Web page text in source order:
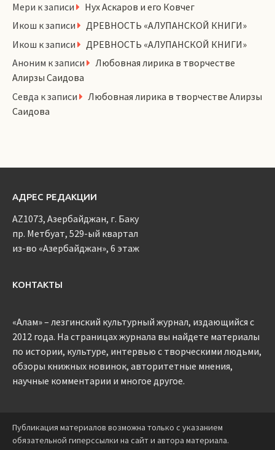
Мери к записи
Нух Аскаров и его Ковчег
Икош к записи
ДРЕВНОСТЬ «АЛУПАНСКОЙ КНИГИ»
Икош к записи
ДРЕВНОСТЬ «АЛУПАНСКОЙ КНИГИ»
Аноним к записи
Любовная лирика в творчестве
Алирзы Саидова
Севда к записи
Любовная лирика в творчестве Алирзы
Саидова
АДРЕС РЕДАКЦИИ
AZ1073, Азербайджан, г. Баку
пр. Метбуат, 529-ый квартал
из-во «Азербайджан», 6 этаж
КОНТАКТЫ
«Алам» – лезгинский культурный журнал, издающийся с
2012 года. На страницах журнала вы найдете материалы
по истории, культуре, интервью с творческими людьми,
обзоры книжных новинок, авторитетные мнения,
научные комментарии и многое другое.
Публикация материалов возможна только с указанием
обязательной гиперссылки на сайт и автора материала.